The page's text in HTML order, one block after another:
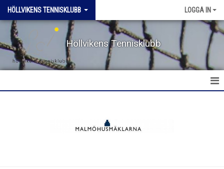
HÖLLVIKENS TENNISKLUBB LOGGA IN
Höllvikens Tennisklubb